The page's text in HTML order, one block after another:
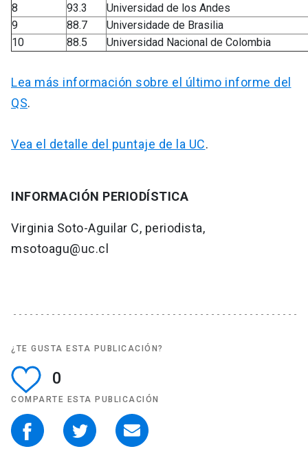
8 93.3
Universidad de los Andes
9
88.7
Universidade de Brasilia
10
88.5 Universidad Nacional de Colombia
Lea más información sobre el último informe del
QS.
Vea el detalle del puntaje de la UC.
INFORMACIÓN PERIODÍSTICA
Virginia Soto-Aguilar C, periodista,
msotoagu@uc.cl
¿TE GUSTA ESTA PUBLICACIÓN?
0
COMPARTE ESTA PUBLICACIÓN